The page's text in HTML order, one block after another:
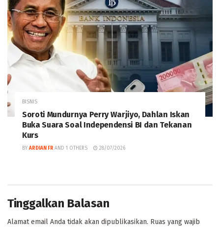
BISNIS
Soroti Mundurnya Perry Warjiyo, Dahlan Iskan
Buka Suara Soal Independensi BI dan Tekanan
Kurs
BY ARDIAN FR AND 1 OTHERS 28/07/2026
Tinggalkan Balasan
Alamat email Anda tidak akan dipublikasikan. Ruas yang wajib